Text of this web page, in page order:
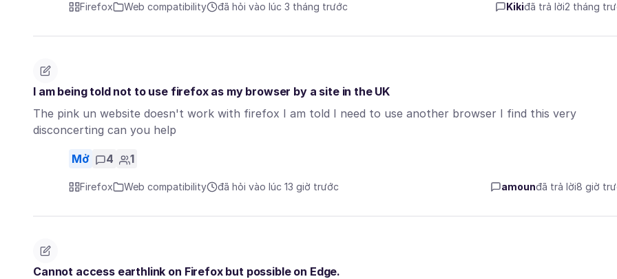
Firefox Web compatibility đã hỏi vào lúc 3 tháng trước Kikiđã trả lời2 tháng
I am being told not to use firefox as my browser by a site in the UK
The pink un website doesn't work with firefox I am told I need to use another browser I find this very
disconcerting can you help
Mở 4 1
Firefox Web compatibility đã hỏi vào lúc 13 giờ trước amounđã trả lời8 giờ
Cannot access earthlink on Firefox but possible on Edge.